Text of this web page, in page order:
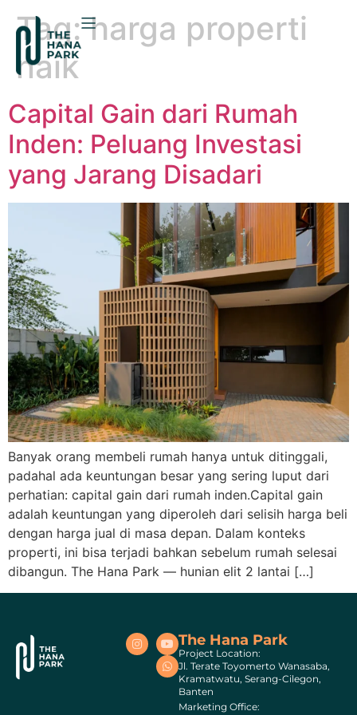
Tag:harga properti
naik
Capital Gain dari Rumah
Inden: Peluang Investasi
yang Jarang Disadari
Banyak orang membeli rumah hanya untuk ditinggali,
padahal ada keuntungan besar yang sering luput dari
perhatian: capital gain dari rumah inden.Capital gain
adalah keuntungan yang diperoleh dari selisih harga beli
dengan harga jual di masa depan. Dalam konteks
properti, ini bisa terjadi bahkan sebelum rumah selesai
dibangun. The Hana Park — hunian elit 2 lantai […]
The Hana Park
Project Location:
Jl. Terate Toyomerto Wanasaba,
Kramatwatu, Serang-Cilegon,
Banten
Marketing Office: